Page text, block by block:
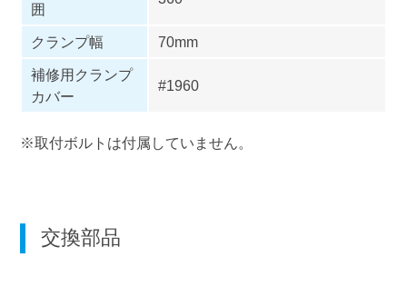
囲
クランプ幅
70mm
補修用クランプ
カバー
#1960
※取付ボルトは付属していません。
交換部品